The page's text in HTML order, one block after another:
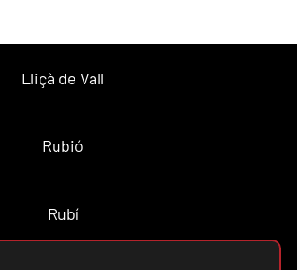
Lliçà de Vall
Rubió
Rubí